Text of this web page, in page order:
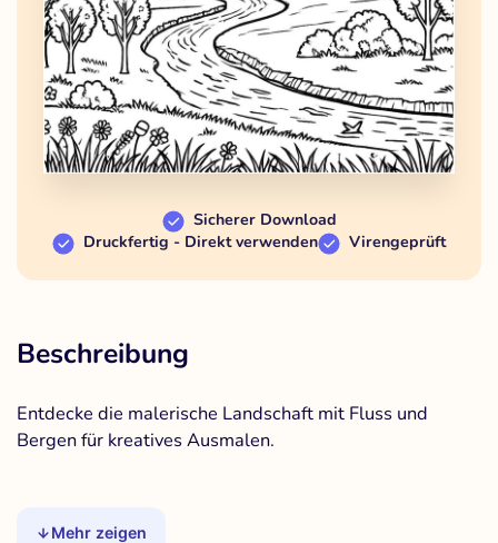
Sicherer Download
Druckfertig - Direkt verwenden
Virengeprüft
Beschreibung
Entdecke die malerische Landschaft mit Fluss und
Bergen für kreatives Ausmalen.
Mehr zeigen